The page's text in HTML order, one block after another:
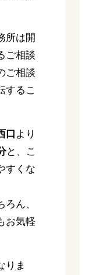
所は開
ご相談
ご相談
するこ
口 より
と、こ
すくな
ん、
お気軽
りま